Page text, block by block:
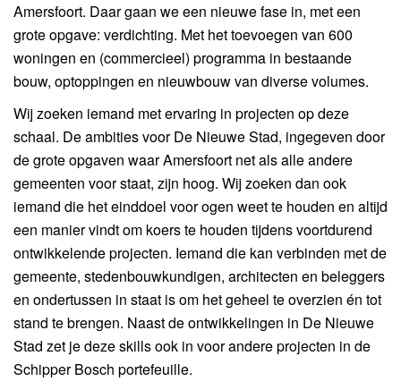
Amersfoort. Daar gaan we een nieuwe fase in, met een
grote opgave: verdichting. Met het toevoegen van 600
woningen en (commercieel) programma in bestaande
bouw, optoppingen en nieuwbouw van diverse volumes.
Wij zoeken iemand met ervaring in projecten op deze
schaal. De ambities voor De Nieuwe Stad, ingegeven door
de grote opgaven waar Amersfoort net als alle andere
gemeenten voor staat, zijn hoog. Wij zoeken dan ook
iemand die het einddoel voor ogen weet te houden en altijd
een manier vindt om koers te houden tijdens voortdurend
ontwikkelende projecten. Iemand die kan verbinden met de
gemeente, stedenbouwkundigen, architecten en beleggers
en ondertussen in staat is om het geheel te overzien én tot
stand te brengen. Naast de ontwikkelingen in De Nieuwe
Stad zet je deze skills ook in voor andere projecten in de
Schipper Bosch portefeuille.